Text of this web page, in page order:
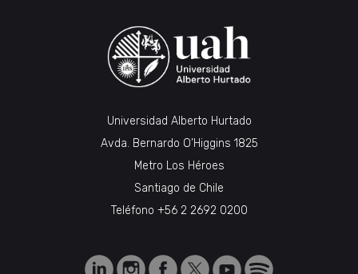
Universidad Alberto Hurtado
Avda. Bernardo O’Higgins 1825
Metro Los Héroes
Santiago de Chile
Teléfono +56 2 2692 0200